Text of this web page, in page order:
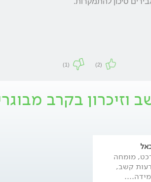
(2)
(1)
וזיכרון בקרב
מומחה
קשב,